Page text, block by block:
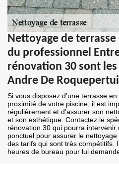
Nettoyage de
du professionnel
rénovation 30 sont les
Andre De
Si vous disposez d’une terrasse
proximité de votre piscine, il est
régulièrement et d’assurer son
et son esthétique. Contactez le
rénovation 30 qui pourra
ponctuel pour assurer le
des tarifs qui sont très compétitifs.
heures de bureau pour lui